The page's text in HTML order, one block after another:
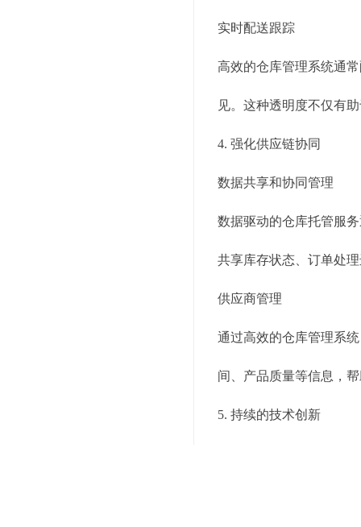
实时配送跟踪
高效的仓库管理系统通
见。这种透明度不仅有
4. 强化供应链协同
数据共享和协同管理
数据驱动的仓库托管服
共享库存状态、订单处
供应商管理
通过高效的仓库管理系
间、产品质量等信息，
5. 持续的技术创新